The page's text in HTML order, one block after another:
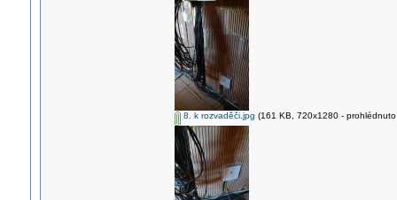
8. k rozvaděči.jpg (161 KB, 720x1280 -